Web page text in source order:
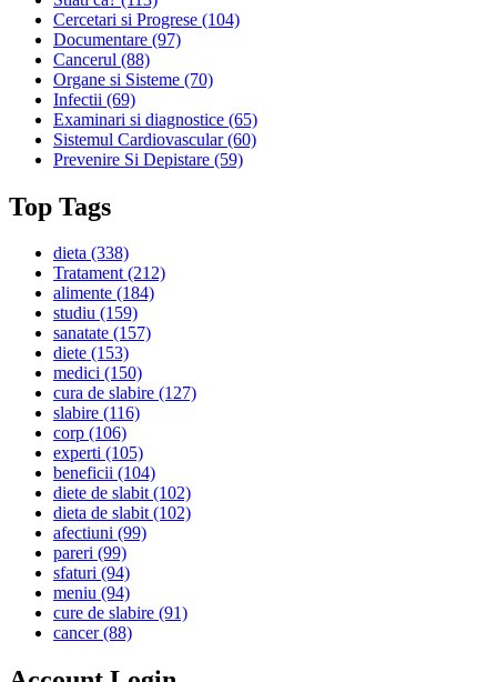
Cercetari si Progrese (104)
Documentare (97)
Cancerul (88)
Organe si Sisteme (70)
Infectii (69)
Examinari si diagnostice (65)
Sistemul Cardiovascular(60)
Prevenire Si Depistare (59)
Top Tags
dieta (338)
Tratament(212)
alimente (184)
studiu (159)
sanatate (157)
diete (153)
medici (150)
cura de slabire (127)
slabire (116)
corp (106)
experti (105)
beneficii (104)
diete de slabit(102)
dieta de slabit(102)
afectiuni (99)
pareri (99)
sfaturi (94)
meniu (94)
cure de slabire (91)
cancer(88)